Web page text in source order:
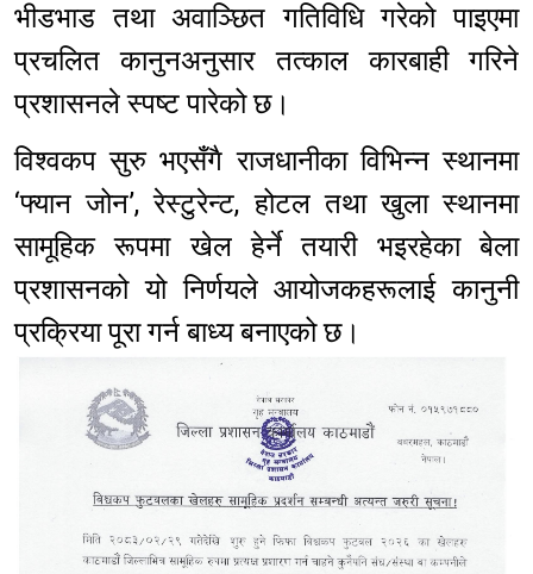
भीडभाड तथा अवाञ्छित गतिविधि गरेको पाइएमा
प्रचलित कानुनअनुसार तत्काल कारबाही गरिने
प्रशासनले स्पष्ट पारेको छ।
विश्वकप सुरु भएसँगै राजधानीका विभिन्न स्थानमा
‘फ्यान जोन’, रेस्टुरेन्ट, होटल तथा खुला स्थानमा
सामूहिक रूपमा खेल हेर्ने तयारी भइरहेका बेला
प्रशासनको यो निर्णयले आयोजकहरूलाई कानुनी
प्रक्रिया पूरा गर्न बाध्य बनाएको छ।